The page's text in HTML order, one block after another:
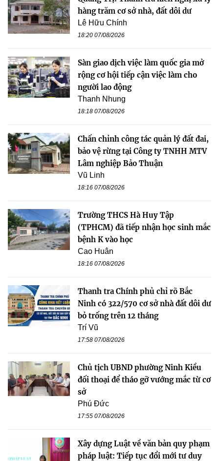
hàng trăm cơ sở nhà, đất dôi dư
Lê Hữu Chính
18:20 07/08/2026
Sàn giao dịch việc làm quốc gia mở
rộng cơ hội tiếp cận việc làm cho
người lao động
Thanh Nhung
18:18 07/08/2026
Chấn chỉnh công tác quản lý đất đai,
bảo vệ rừng tại Công ty TNHH MTV
Lâm nghiệp Bảo Thuận
Vũ Linh
18:16 07/08/2026
Trường THCS Hà Huy Tập
(TPHCM) đã tiếp nhận học sinh mắc
bệnh K vào học
Cao Huân
18:16 07/08/2026
Thanh tra Chính phủ chỉ rõ Bắc
Ninh có 322/570 cơ sở nhà đất dôi dư
bỏ trống trên 12 tháng
Trí Vũ
17:58 07/08/2026
Chủ tịch UBND phường Ninh Kiều
đối thoại để tháo gỡ vướng mắc từ cơ
sở
Phú Đức
17:55 07/08/2026
Xây dựng Luật về văn bản quy phạm
pháp luật: Tiếp tục đổi mới tư duy